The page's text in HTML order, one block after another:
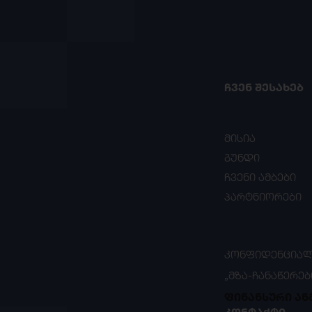
ᲩᲕᲔᲜ ᲨᲔᲡᲐᲮᲔᲑ
მისია
გუნდი
ჩვენი ამბები
პარტნიორები
„ᲛᲖᲐ-